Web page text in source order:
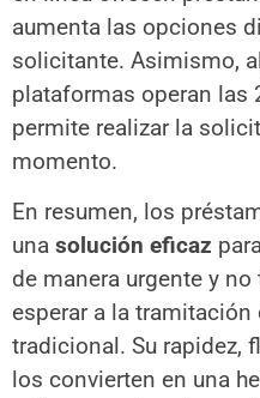
aumenta las opciones
solicitante. Asimismo,
plataformas operan las
permite realizar la
momento.
En resumen, los
una solución eficaz
de manera urgente y
esperar a la tramitación
tradicional. Su rapidez,
los convierten en una